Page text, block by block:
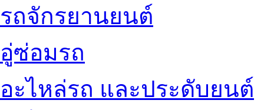
รถจักรยานยนต์
อู่ซ่อมรถ
อะไหล่รถ และประดับยนต์